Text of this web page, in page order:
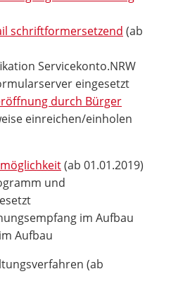
schriftformersetzend (ab
Servicekonto.NRW
eingesetzt
durch Bürger
einreichen/einholen
(ab 01.01.2019)
und
im Aufbau
Aufbau
(ab